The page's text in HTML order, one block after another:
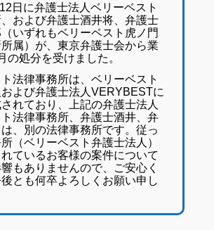
日に弁護士法人ベリーベスト
および弁護士酒井将、弁護士
いずれもベリーベスト虎ノ門
属）が、東京弁護士会から業
の処分を受けました。
法律事務所は、ベリーベスト
よび弁護士法人VERYBESTに
れており、上記の弁護士法人
法律事務所、弁護士酒井、弁
、別の法律事務所です。 従っ
（ベリーベスト弁護士法人）
ているお客様の案件について
もありませんので、ご安心く
とも何卒よろしくお願い申し